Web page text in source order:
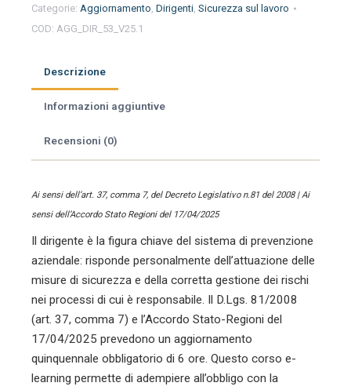
Zootecnia.
Sicurezza
gestione
delle
macchine
quantità
Categorie: Aggiornamento, Dirigenti, Sicurezza sul lavoro
COD: AGG_DIR_53_V25.1
Descrizione
Informazioni aggiuntive
Recensioni (0)
Ai sensi dell’art. 37, comma 7, del Decreto Legislativo n.81 del 2008 | Ai
sensi dell’Accordo Stato Regioni del 17/04/2025
Il dirigente è la figura chiave del sistema di prevenzione
aziendale: risponde personalmente dell’attuazione delle
misure di sicurezza e della corretta gestione dei rischi
nei processi di cui è responsabile. Il D.Lgs. 81/2008
(art. 37, comma 7) e l’Accordo Stato-Regioni del
17/04/2025 prevedono un aggiornamento
quinquennale obbligatorio di 6 ore. Questo corso e-
learning permette di adempiere all’obbligo con la